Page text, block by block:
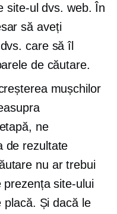
site-ul dvs. web. În
să aveți
care să îl
de căutare.
mușchilor
ne
de rezultate
nu ar trebui
site-ului
placă. Și dacă le